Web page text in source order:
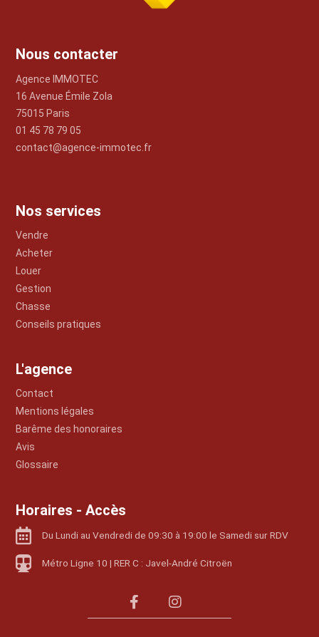
Nous contacter
Agence IMMOTEC
16 Avenue Émile Zola
75015 Paris
01 45 78 79 05
contact@agence-immotec.fr
Nos services
Vendre
Acheter
Louer
Gestion
Chasse
Conseils pratiques
L'agence
Contact
Mentions légales
Barême des honoraires
Avis
Glossaire
Horaires - Accès
Du Lundi au Vendredi de 09:30 à 19:00 le Samedi sur RDV
Métro Ligne 10 | RER C : Javel-André Citroën